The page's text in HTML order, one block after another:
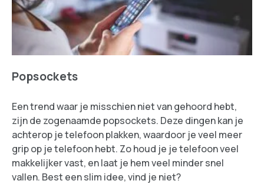
Popsockets
Een trend waar je misschien niet van gehoord hebt,
zijn de zogenaamde popsockets. Deze dingen kan je
achterop je telefoon plakken, waardoor je veel meer
grip op je telefoon hebt. Zo houd je je telefoon veel
makkelijker vast, en laat je hem veel minder snel
vallen. Best een slim idee, vind je niet?